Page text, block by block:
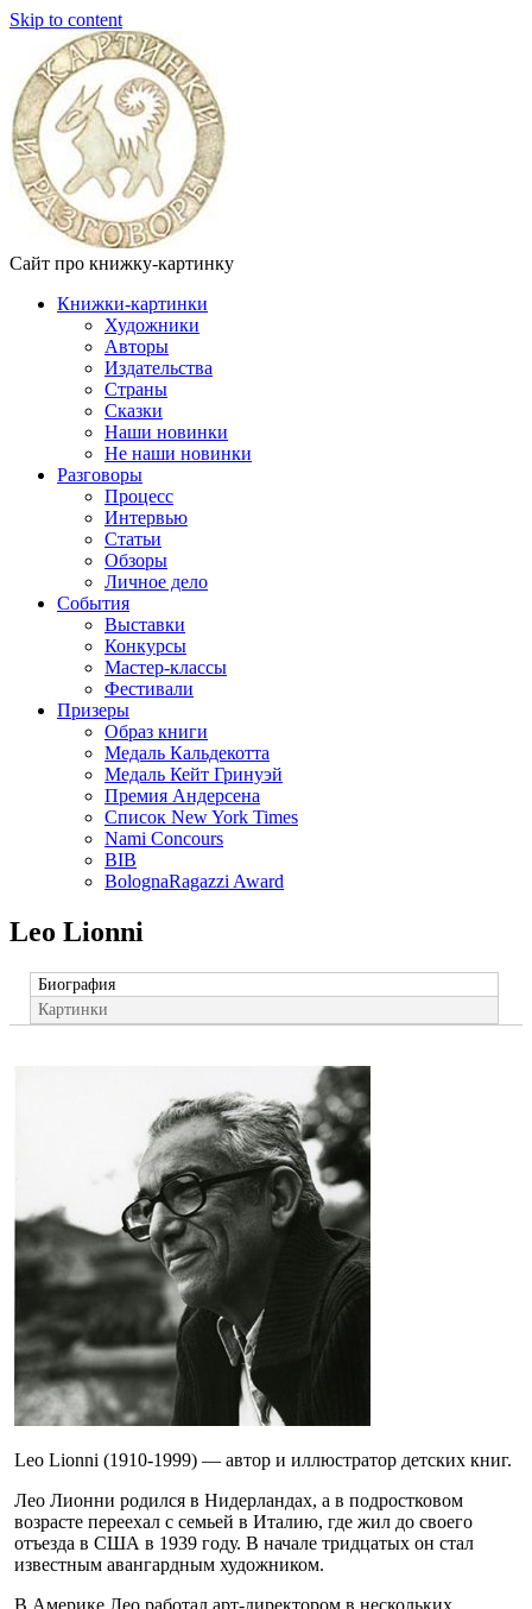
Skip to content
Сайт про книжку-картинку
Книжки-картинки
Художники
Авторы
Издательства
Страны
Сказки
Наши новинки
Не наши новинки
Разговоры
Процесс
Интервью
Статьи
Обзоры
Личное дело
События
Выставки
Конкурсы
Мастер-классы
Фестивали
Призеры
Образ книги
Медаль Кальдекотта
Медаль Кейт Гринуэй
Премия Андерсена
Список New York Times
Nami Concours
BIB
BolognaRagazzi Award
Leo Lionni
Биография
Картинки
Leo Lionni (1910-1999) — автор и иллюстратор детских книг.
Лео Лионни родился в Нидерландах, а в подростковом
возрасте переехал с семьей в Италию, где жил до своего
отъезда в США в 1939 году. В начале тридцатых он стал
известным авангардным художником.
В Америке Лео работал арт-директором в нескольких